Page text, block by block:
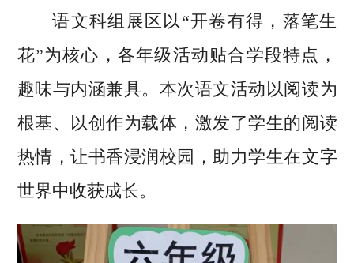
语文科组展区以“开卷有得，落笔生
花”为核心，各年级活动贴合学段特点，
趣味与内涵兼具。本次语文活动以阅读为
根基、以创作为载体，激发了学生的阅读
热情，让书香浸润校园，助力学生在文字
世界中收获成长。